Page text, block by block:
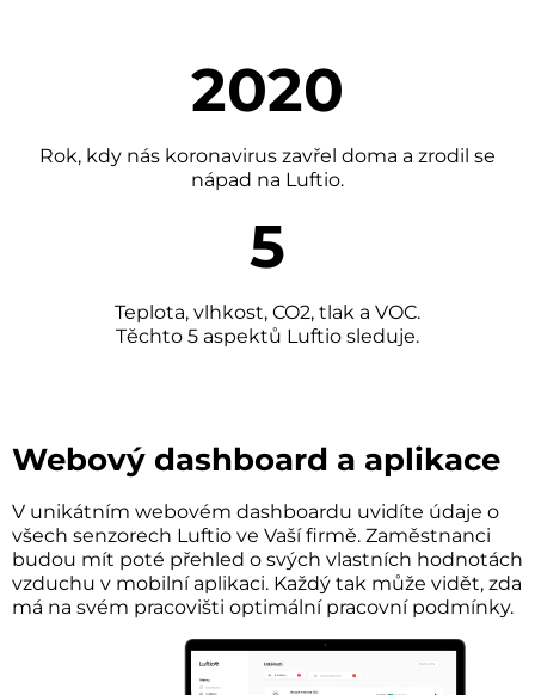
2020
Rok, kdy nás koronavirus zavřel doma a zrodil se
nápad na Luftio.
5
Teplota, vlhkost, CO2, tlak a VOC.
Těchto 5 aspektů Luftio sleduje.
Webový dashboard a aplikace
V unikátním webovém dashboardu uvidíte údaje o
všech senzorech Luftio ve Vaší firmě. Zaměstnanci
budou mít poté přehled o svých vlastních hodnotách
vzduchu v mobilní aplikaci. Každý tak může vidět, zda
má na svém pracovišti optimální pracovní podmínky.